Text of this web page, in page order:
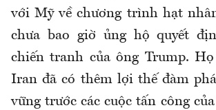
với Mỹ về chương trình hạt
chưa bao giờ ủng hộ quyết
chiến tranh của ông Trump.
Iran đã có thêm lợi thế đàm
vững trước các cuộc tấn công